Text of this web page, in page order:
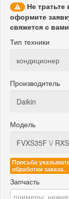
Не тратьте
оформите
свяжется с
Тип техники
Производитель
Модель
Просьба
обработки заказа.
Запчасть